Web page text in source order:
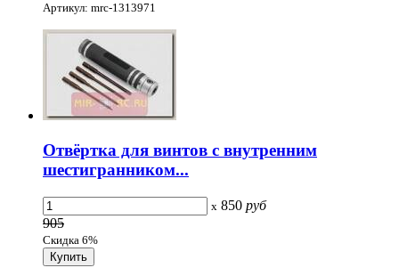
Артикул: mrc-1313971
Отвёртка для винтов с внутренним
шестигранником...
x 850 руб
905
Скидка 6%